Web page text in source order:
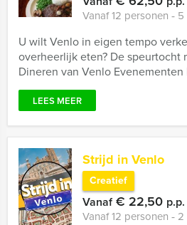
Vanaf 12 personen ‐
U wilt Venlo in eigen tempo
overheerlijk eten? De speurtocht
Dineren van Venlo
LEES MEER
Strijd in Venlo
Creatief
Vanaf€ 22,50
Vanaf 12 personen ‐